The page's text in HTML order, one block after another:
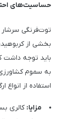
حساسیت‌های
توت‌فرنگی
بخشی از
باید توجه داشت
به سموم
استفاده از انواع
مزایا: کالری